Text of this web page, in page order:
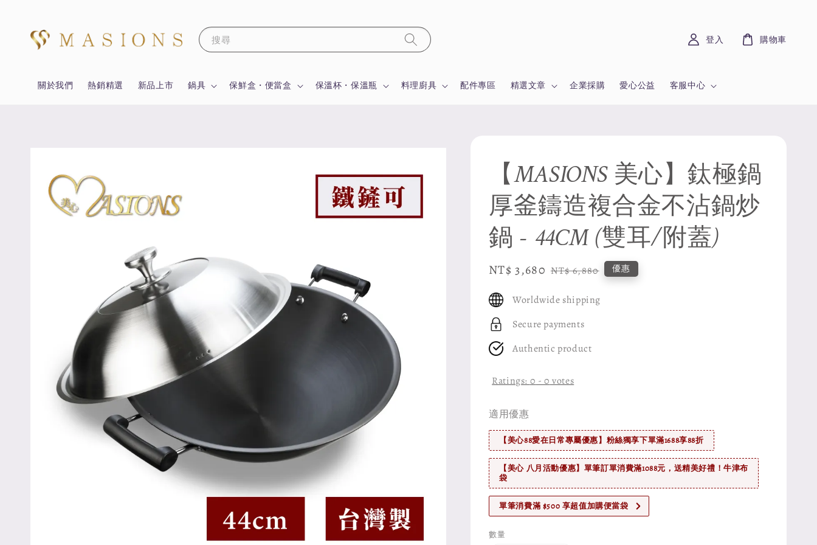
搜尋
關於我們 熱銷精選 新品上市 鍋具 保鮮盒・便當盒 保溫杯・保溫瓶 料理廚具 配件專區 精選文章 企業採購 愛心公益 客服中心
登入 購物車
【MASIONS 美心】鈦極鍋
厚釜鑄造複合金不沾鍋炒
鍋 - 44CM (雙耳/附蓋)
Sale
NT$ 3,680 Regular
NT$ 6,880 優惠
Worldwide shipping
Secure payments
Authentic product
Ratings: 0 -0 votes
適用優惠
【美心88愛在日常專屬優惠】粉絲獨享下單滿1688享88折
【美心 八月活動優惠】單筆訂單消費滿1088元，送精美好禮！牛津布
袋
單筆消費滿 $500 享超值加購便當袋
數量